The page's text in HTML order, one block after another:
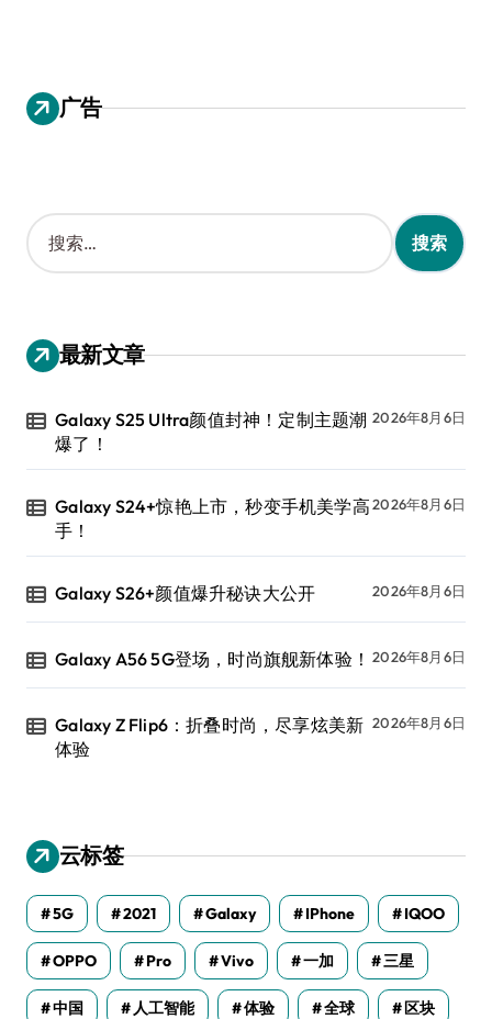
广告
搜
索
：
最新文章
Galaxy S25 Ultra颜值封神！定制主题潮
爆了！
2026年8月6日
Galaxy S24+惊艳上市，秒变手机美学高
手！
2026年8月6日
Galaxy S26+颜值爆升秘诀大公开 2026年8月6日
Galaxy A56 5G登场，时尚旗舰新体验！ 2026年8月6日
Galaxy Z Flip6：折叠时尚，尽享炫美新
体验
2026年8月6日
云标签
5G 2021 Galaxy IPhone IQOO
OPPO Pro Vivo 一加 三星
中国 人工智能 体验 全球 区块